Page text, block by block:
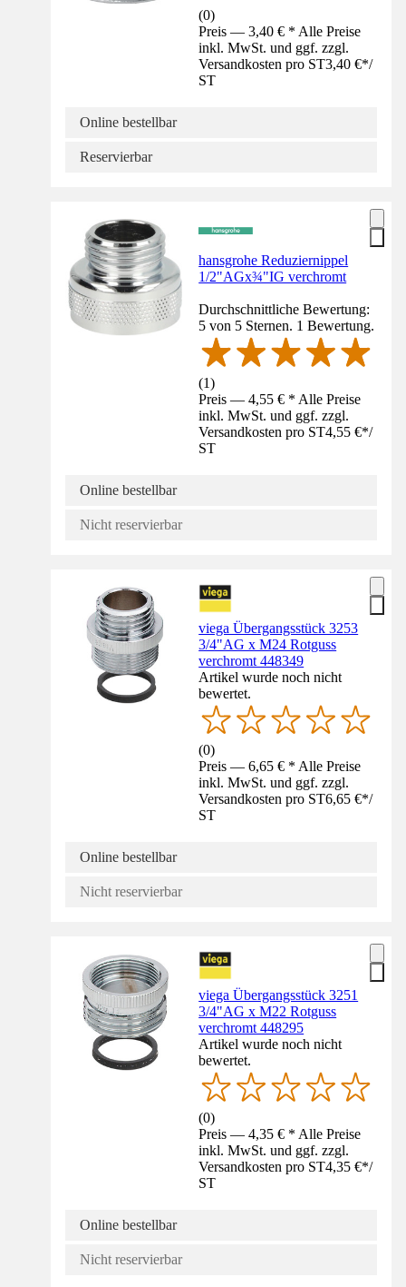
(0)
Preis — 3,40 € * Alle Preise
inkl. MwSt. und ggf. zzgl.
Versandkosten pro ST3,40 €*/
ST
Online bestellbar
Reservierbar
hansgrohe Reduziernippel
1/2"AGx¾"IG verchromt
Durchschnittliche Bewertung:
5 von 5 Sternen. 1 Bewertung.
(1)
Preis — 4,55 € * Alle Preise
inkl. MwSt. und ggf. zzgl.
Versandkosten pro ST4,55 €*/
ST
Online bestellbar
Nicht reservierbar
viega Übergangsstück 3253
3/4"AG x M24 Rotguss
verchromt 448349
Artikel wurde noch nicht
bewertet.
(0)
Preis — 6,65 € * Alle Preise
inkl. MwSt. und ggf. zzgl.
Versandkosten pro ST6,65 €*/
ST
Online bestellbar
Nicht reservierbar
viega Übergangsstück 3251
3/4"AG x M22 Rotguss
verchromt 448295
Artikel wurde noch nicht
bewertet.
(0)
Preis — 4,35 € * Alle Preise
inkl. MwSt. und ggf. zzgl.
Versandkosten pro ST4,35 €*/
ST
Online bestellbar
Nicht reservierbar